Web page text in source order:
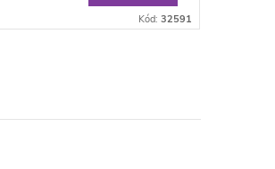
Kód: 32591